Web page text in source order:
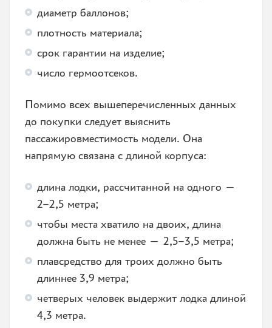
диаметр баллонов;
плотность материала;
срок гарантии на изделие;
число гермоотсеков.
Помимо всех вышеперечисленных данных
до покупки следует выяснить
пассажировместимость модели. Она
напрямую связана с длиной корпуса:
длина лодки, рассчитанной на одного —
2–2,5 метра;
чтобы места хватило на двоих, длина
должна быть не менее — 2,5–3,5 метра;
плавсредство для троих должно быть
длиннее 3,9 метра;
четверых человек выдержит лодка длиной
4,3 метра.